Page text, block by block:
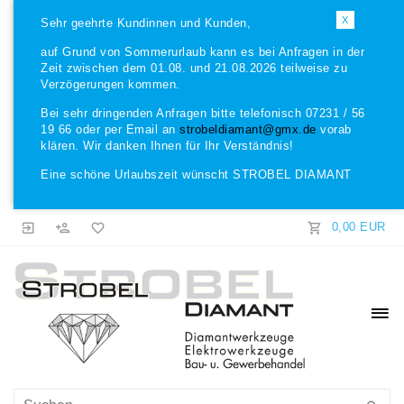
X
Sehr geehrte Kundinnen und Kunden,
auf Grund von Sommerurlaub kann es bei Anfragen in der
Zeit zwischen dem 01.08. und 21.08.2026 teilweise zu
Verzögerungen kommen.
Bei sehr dringenden Anfragen bitte telefonisch 07231 / 56
19 66 oder per Email an strobeldiamant@gmx.de vorab
klären. Wir danken Ihnen für Ihr Verständnis!
Eine schöne Urlaubszeit wünscht STROBEL DIAMANT
0,00 EUR